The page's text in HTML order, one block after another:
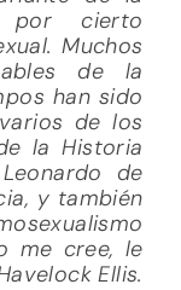
por cierto
Muchos
de la
han sido
de los
la Historia
de
y también
me cree, le
Ellis.